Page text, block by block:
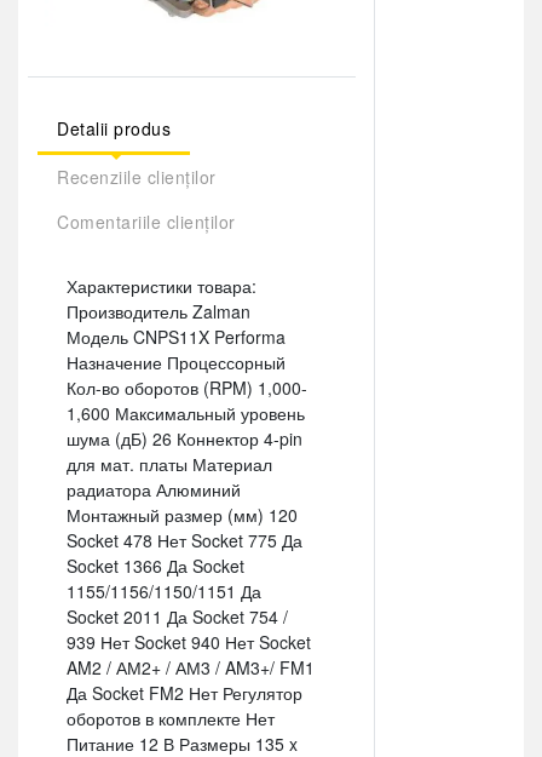
Detalii produs
Recenziile clienților
Comentariile clienților
Характеристики товара:
Производитель Zalman
Модель CNPS11X Performa
Назначение Процессорный
Кол-во оборотов (RPM) 1,000-
1,600 Максимальный уровень
шума (дБ) 26 Коннектор 4-pin
для мат. платы Материал
радиатора Алюминий
Монтажный размер (мм) 120
Socket 478 Нет Socket 775 Да
Socket 1366 Да Socket
1155/1156/1150/1151 Да
Socket 2011 Да Socket 754 /
939 Нет Socket 940 Нет Socket
AM2 / АМ2+ / АМ3 / AM3+/ FM1
Да Socket FM2 Нет Регулятор
оборотов в комплекте Нет
Питание 12 В Размеры 135 x